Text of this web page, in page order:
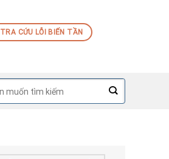
TRA CỨU LỖI BIẾN TẦN